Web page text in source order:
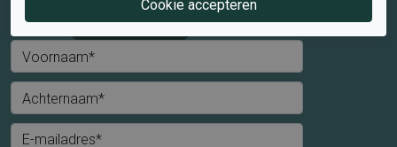
Mevrouw Meneer
Voornaam*
Achternaam*
E-mailadres*